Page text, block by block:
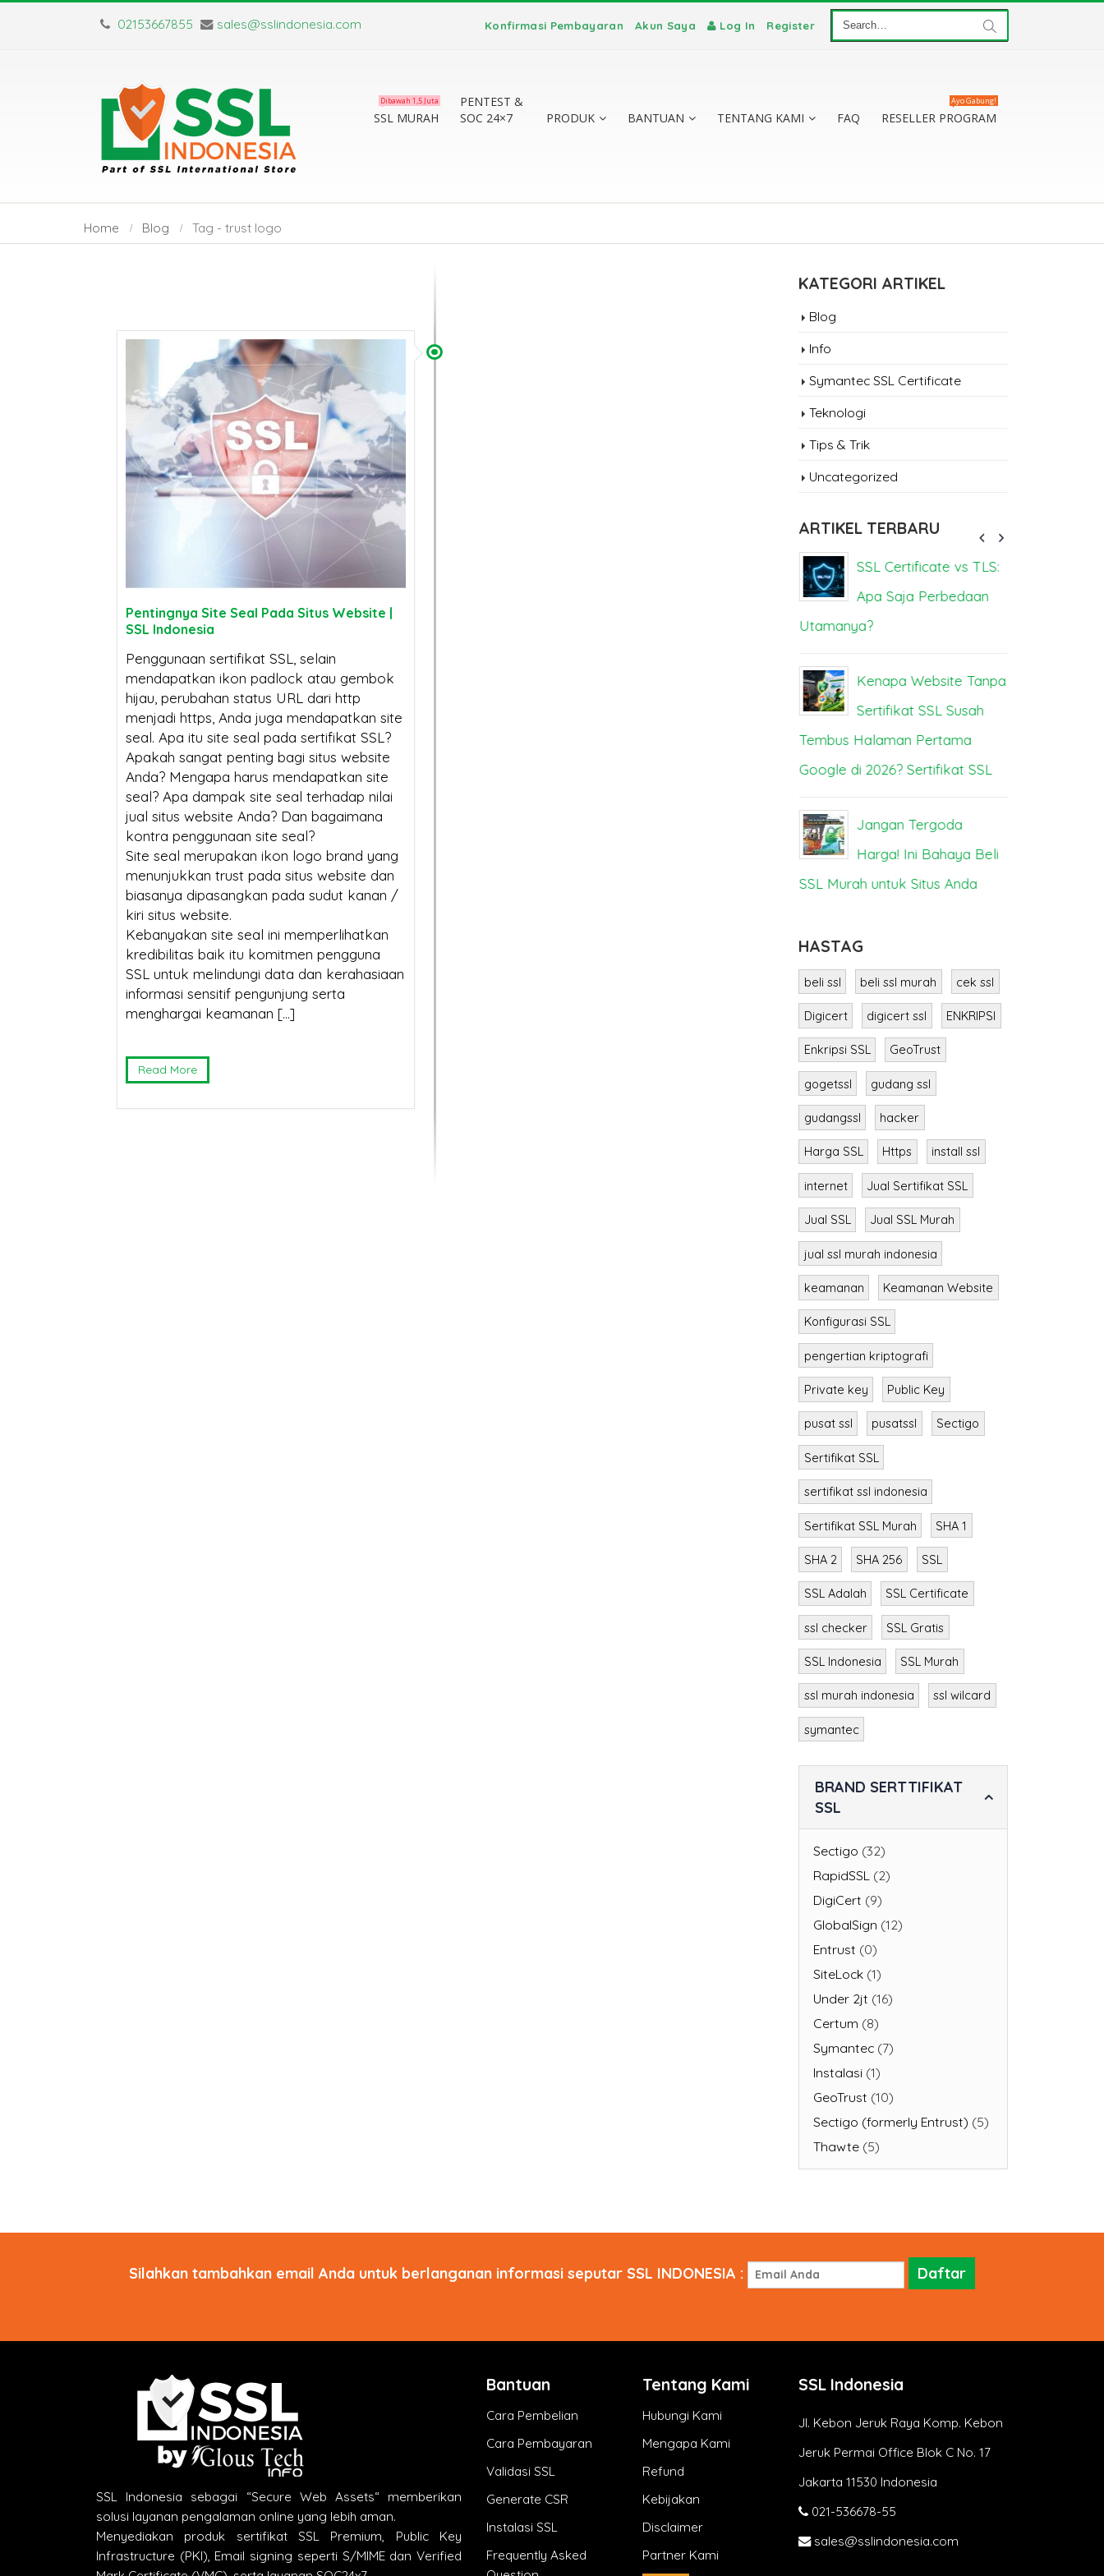
02153667855 sales@sslindonesia.com Konfirmasi Pembayaran Akun Saya Log In Register
SSL MURAH
Dibawah 1,5 Juta
PENTEST &
SOC 24×7
PRODUK BANTUAN TENTANG KAMI FAQ RESELLER PROGRAM
Ayo Gabung!
Home Blog Tag - trust logo
Pentingnya Site Seal Pada Situs Website |
SSL Indonesia
Penggunaan sertifikat SSL, selain
mendapatkan ikon padlock atau gembok
hijau, perubahan status URL dari http
menjadi https, Anda juga mendapatkan site
seal. Apa itu site seal pada sertifikat SSL?
Apakah sangat penting bagi situs website
Anda? Mengapa harus mendapatkan site
seal? Apa dampak site seal terhadap nilai
jual situs website Anda? Dan bagaimana
kontra penggunaan site seal?
Site seal merupakan ikon logo brand yang
menunjukkan trust pada situs website dan
biasanya dipasangkan pada sudut kanan /
kiri situs website.
Kebanyakan site seal ini memperlihatkan
kredibilitas baik itu komitmen pengguna
SSL untuk melindungi data dan kerahasiaan
informasi sensitif pengunjung serta
menghargai keamanan […]
Read More
KATEGORI ARTIKEL
Blog
Info
Symantec SSL Certificate
Teknologi
Tips & Trik
Uncategorized
ARTIKEL TERBARU
Sertifikat SSL Masa
Dampak dan Solusinya
Sertifikat SSL:
Mengapa Bisnis Anda
Bisa Lumpuh Tanpanya?
SSL Certificate:
Mengapa Harganya
Berbeda? Ini Penjelasannya
Kenapa Website Tanpa
Sertifikat SSL Susah
Tembus Halaman Pertama
Google di 2026? Sertifikat SSL
Harga! Ini Bahaya Beli
SSL Murah untuk Situs Anda
SSL Certificate vs TLS:
Apa Saja Perbedaan
Utamanya?
Kenapa Website Tanpa
Sertifikat SSL Susah
Tembus Halaman Pertama
Google di 2026? Sertifikat SSL
Jangan Tergoda
Harga! Ini Bahaya Beli
SSL Murah untuk Situs Anda
beli ssl beli ssl murah cek ssl
Digicert digicert ssl ENKRIPSI
Enkripsi SSL GeoTrust
gogetssl gudang ssl
gudangssl hacker
Harga SSL Https install ssl
internet Jual Sertifikat SSL
Jual SSL Jual SSL Murah
jual ssl murah indonesia
keamanan Keamanan Website
Konfigurasi SSL
pengertian kriptografi
Private key Public Key
pusat ssl pusatssl Sectigo
Sertifikat SSL
sertifikat ssl indonesia
Sertifikat SSL Murah SHA 1
SHA 2 SHA 256 SSL
SSL Adalah SSL Certificate
ssl checker SSL Gratis
SSL Indonesia SSL Murah
ssl murah indonesia ssl wilcard
symantec
BRAND SERTTIFIKAT
SSL
Sectigo (32)
RapidSSL (2)
DigiCert
GlobalSign
Entrust
(0)
SiteLock
(1)
Under 2jt (16)
Certum
Symantec (7)
Instalasi
(1)
GeoTrust (10)
Sectigo (formerly Entrust)
Silahkan tambahkan email Anda untuk berlanganan informasi seputar SSL INDONESIA :
SSL Indonesia sebagai “Secure Web Assets“ memberikan
solusi layanan pengalaman online yang lebih aman.
Menyediakan produk sertifikat SSL Premium, Public Key
Infrastructure (PKI), Email signing seperti S/MIME dan Verified
Bantuan
Cara Pembelian
Cara Pembayaran
Validasi SSL
Generate CSR
Instalasi SSL
Frequently Asked
Tentang Kami
Hubungi Kami
Mengapa Kami
Refund
Kebijakan
Disclaimer
Partner Kami
SSL Indonesia
Jl. Kebon Jeruk Raya Komp. Kebon
Jeruk Permai Office Blok C No. 17
Jakarta 11530 Indonesia
021-536678-55
sales@sslindonesia.com
Berlaku Singkat:
Mengapa Bisnis
Anda Bisa Lumpuh
Mengapa Harganya
Berbeda? Ini Penjelasannya
TLS: Apa Saja
Perbedaan Utamanya?
Kenapa Website
Tanpa Sertifikat SSL
Susah Tembus Halaman
Pertama Google di 2026?
Sertifikat SSL
Jangan Tergoda
Harga! Ini Bahaya
Beli SSL Murah untuk Situs
Anda